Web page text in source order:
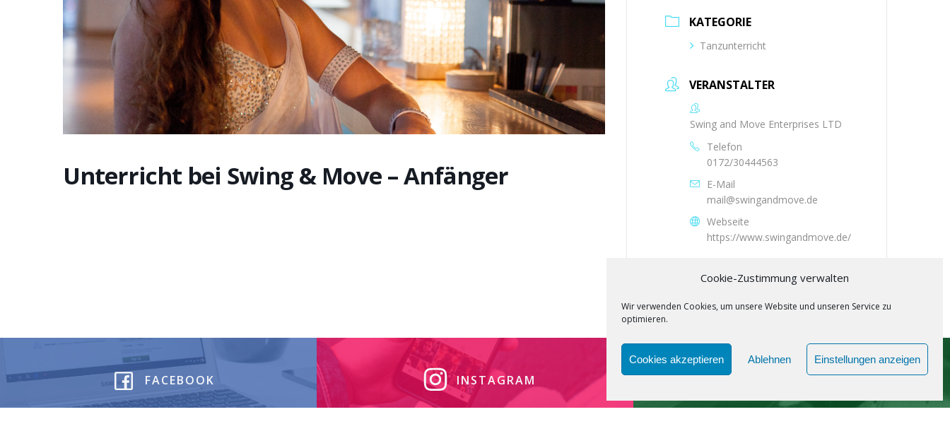
Cookie-Zustimmung verwalten
Wir verwenden Cookies, um unsere Website und unseren Service zu
optimieren.
Cookies akzeptieren Ablehnen Einstellungen anzeigen
Unterricht bei Swing & Move – Anfänger
KATEGORIE
Tanzunterricht
VERANSTALTER
Swing and Move Enterprises LTD
Telefon
0172/30444563
E-Mail
mail@swingandmove.de
Webseite
https://www.swingandmove.de/
FACEBOOK INSTAGRAM SPOTIFY